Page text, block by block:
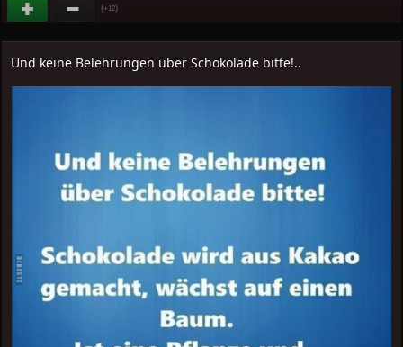
(+12)
Und keine Belehrungen über Schokolade bitte!..